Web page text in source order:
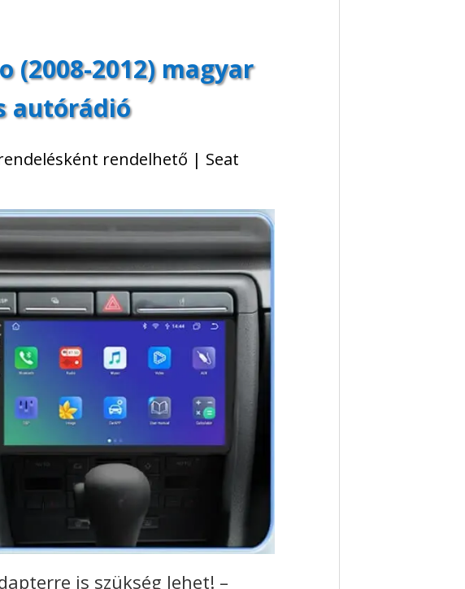
(2008-2012) magyar
autórádió
rendelhető | Seat
is szükség lehet! –